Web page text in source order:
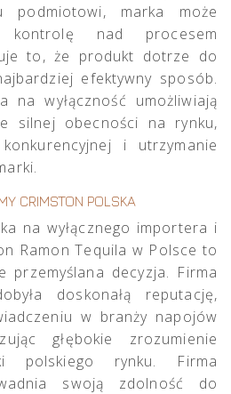
podmiotowi, marka może
kontrolę nad procesem
to, że produkt dotrze do
efektywny sposób.
na wyłączność umożliwiają
silnej obecności na rynku,
i utrzymanie
CRIMSTON POLSKA
na wyłącznego importera i
Ramon Tequila w Polsce to
przemyślana decyzja. Firma
doskonałą reputację,
w branży napojów
głębokie zrozumienie
polskiego rynku. Firma
swoją zdolność do